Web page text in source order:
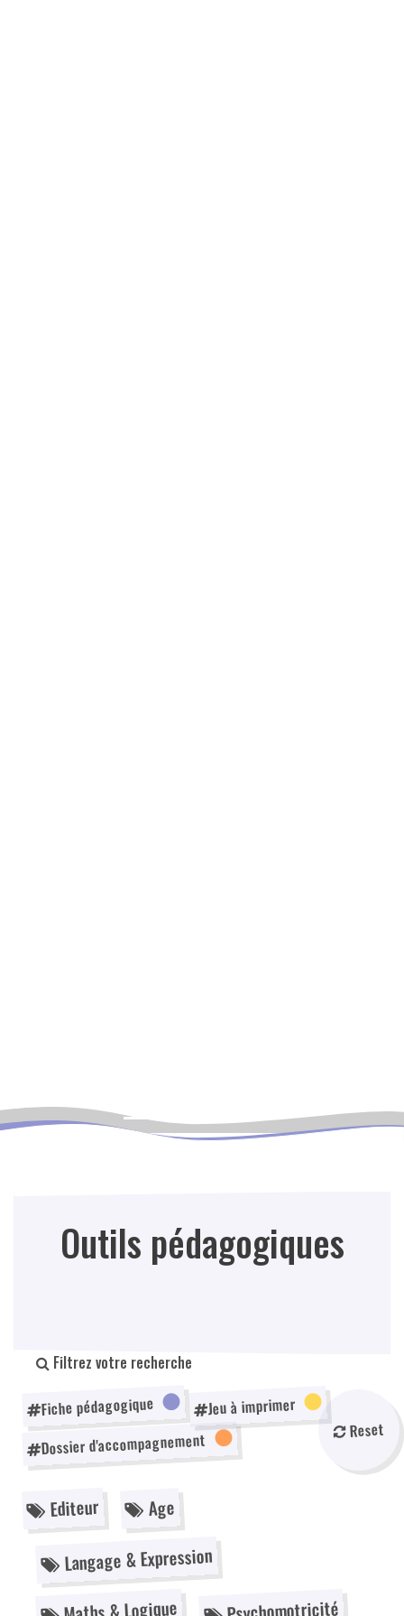
Outils pédagogiques
Filtrez votre recherche
Fiche pédagogique Jeu à imprimer
Dossier d'accompagnement Reset
Editeur Age
Langage & Expression